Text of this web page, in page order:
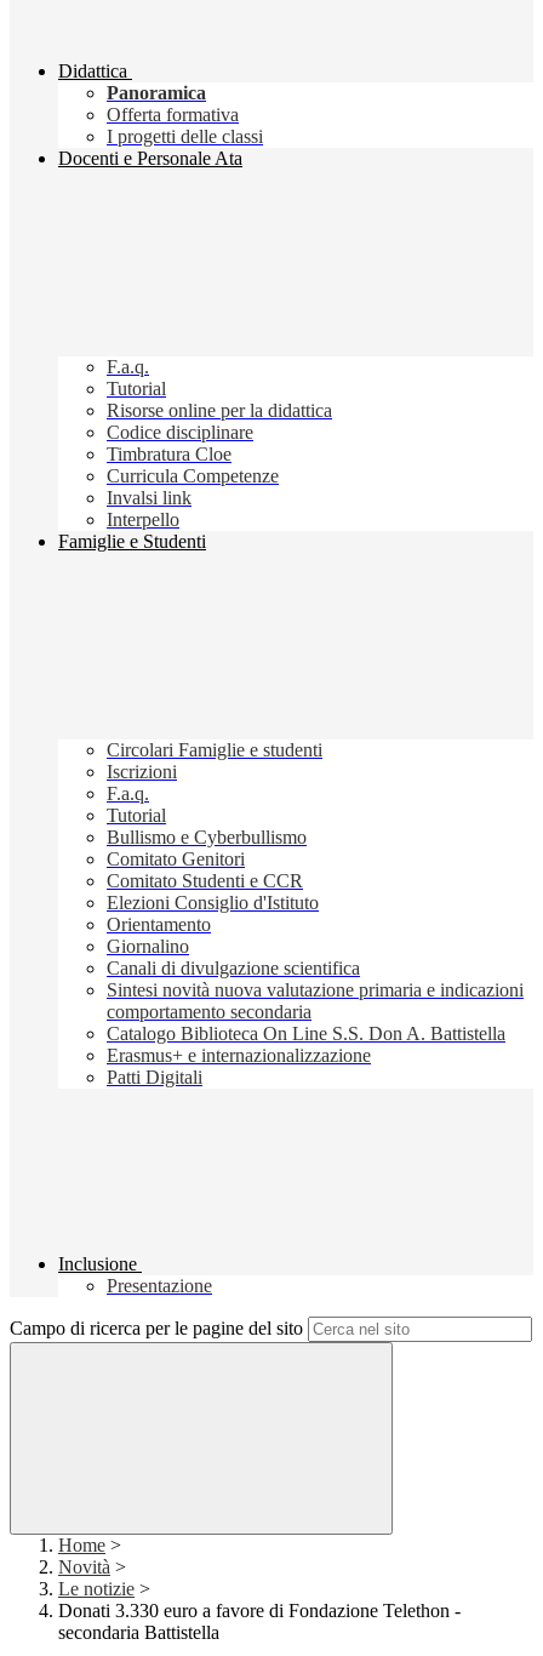
Didattica
Panoramica
Offerta formativa
I progetti delle classi
Docenti e Personale Ata
F.a.q.
Tutorial
Risorse online per la didattica
Codice disciplinare
Timbratura Cloe
Curricula Competenze
Invalsi link
Interpello
Famiglie e Studenti
Circolari Famiglie e studenti
Iscrizioni
F.a.q.
Tutorial
Bullismo e Cyberbullismo
Comitato Genitori
Comitato Studenti e CCR
Elezioni Consiglio d'Istituto
Orientamento
Giornalino
Canali di divulgazione scientifica
Sintesi novità nuova valutazione primaria e indicazioni
comportamento secondaria
Catalogo Biblioteca On Line S.S. Don A. Battistella
Erasmus+ e internazionalizzazione
Patti Digitali
Inclusione
Presentazione
Campo di ricerca per le pagine del sito
Home >
Novità >
Le notizie >
Donati 3.330 euro a favore di Fondazione Telethon -
secondaria Battistella